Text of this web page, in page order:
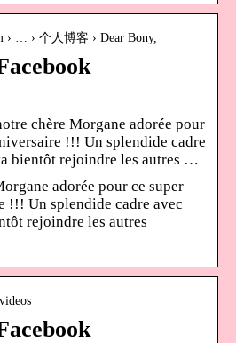
› … › 个人博客 › Dear Bony,
chère Morgane adorée pour
!!! Un splendide cadre
bientôt rejoindre les autres …
adorée pour ce super
!!! Un splendide cadre avec
rejoindre les autres